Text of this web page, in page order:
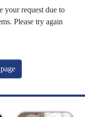
your request due to
Please try again